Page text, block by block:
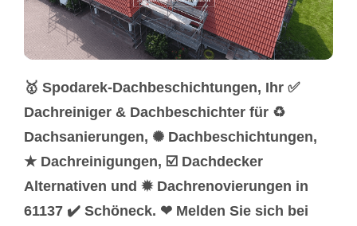
🥇 Spodarek-Dachbeschichtungen, Ihr ✅
Dachreiniger & Dachbeschichter für ♻
Dachsanierungen, ✺ Dachbeschichtungen,
★ Dachreinigungen, ☑️ Dachdecker
Alternativen und ✹ Dachrenovierungen in
61137 ✔️ Schöneck. ❤ Melden Sie sich bei